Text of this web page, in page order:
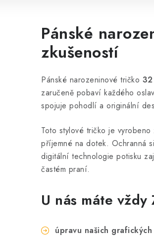
Pánské
zkušeností
Pánské narozeninové tričko
zaručeně pobaví každého
spojuje pohodlí a originální
Toto stylové tričko je vyrobeno
příjemné na dotek. Ochranná
digitální technologie potisku
častém praní.
U nás máte vždy
úpravu našich